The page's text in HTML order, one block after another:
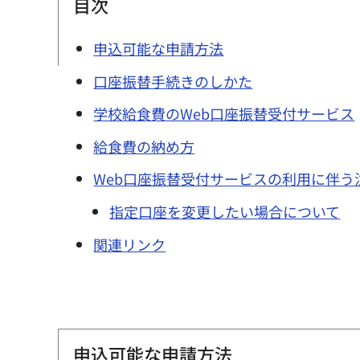
申込可能な申請方法
口座振替手続きのしかた
学校給食費のWeb口座振替受付サービス
給食費の納め方
Web口座振替受付サービスの利用に伴う
指定口座を変更したい場合について
関連リンク
申込可能な申請方法